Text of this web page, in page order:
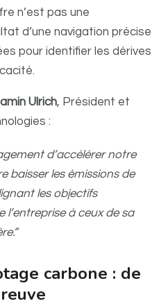
n’est pas une
d’une navigation précise
pour identifier les dérives
Ulrich, Président et
:
d’accélérer notre
baisser les émissions de
les objectifs
l’entreprise à ceux de sa
carbone : de